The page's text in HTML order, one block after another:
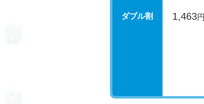
ダブル割 1,463円